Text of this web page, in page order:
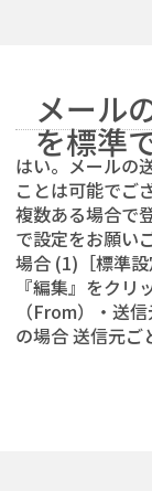
メール
を標準
はい。メールの
ことは可能でご
複数ある場合で
で設定をお願い
場合 (1)［標準
『編集』をクリ
（From）・送
の場合 送信元ご